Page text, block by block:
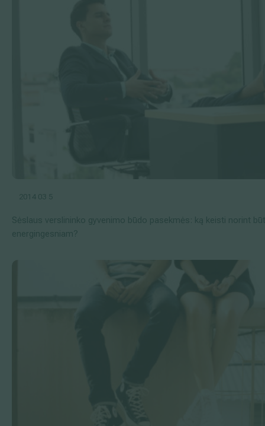
2014 03 5
Sėslaus verslininko gyvenimo būdo pasekmės: ką keisti norint
energingesniam?